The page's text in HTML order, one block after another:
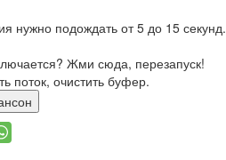
нужно подождать от 5 до 15 секунд.
Жми сюда, перезапуск!
поток, очистить буфер.